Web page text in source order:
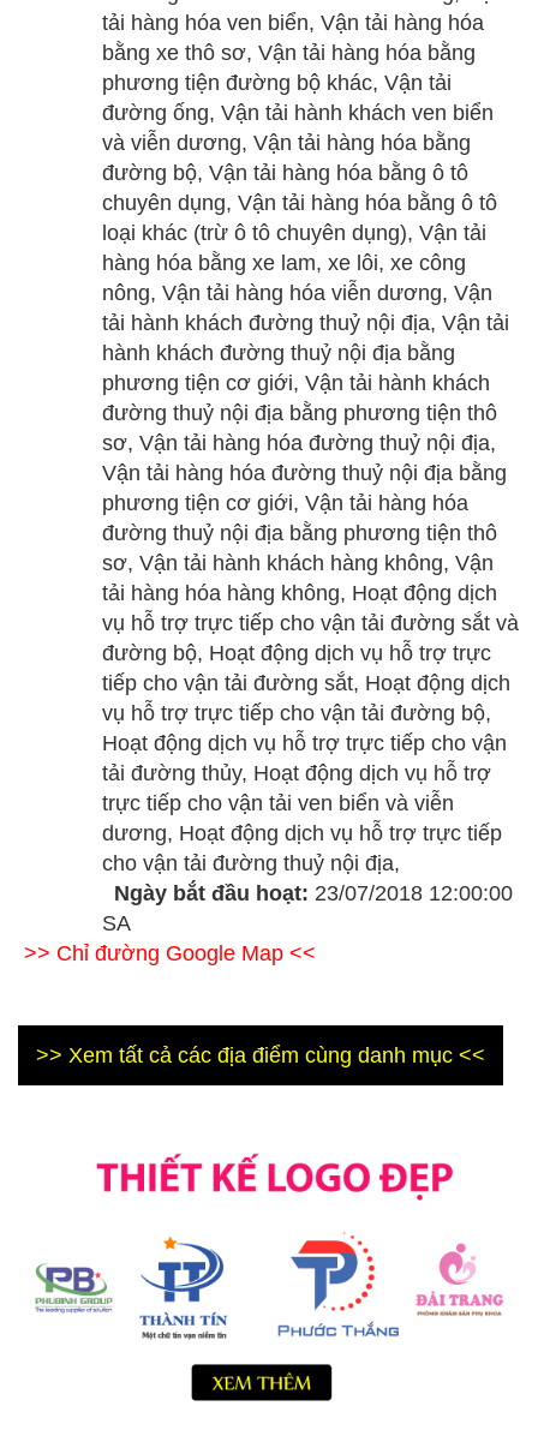
tải hàng hóa ven biển, Vận tải hàng hóa
bằng xe thô sơ, Vận tải hàng hóa bằng
phương tiện đường bộ khác, Vận tải
đường ống, Vận tải hành khách ven biển
và viễn dương, Vận tải hàng hóa bằng
đường bộ, Vận tải hàng hóa bằng ô tô
chuyên dụng, Vận tải hàng hóa bằng ô tô
loại khác (trừ ô tô chuyên dụng), Vận tải
hàng hóa bằng xe lam, xe lôi, xe công
nông, Vận tải hàng hóa viễn dương, Vận
tải hành khách đường thuỷ nội địa, Vận tải
hành khách đường thuỷ nội địa bằng
phương tiện cơ giới, Vận tải hành khách
đường thuỷ nội địa bằng phương tiện thô
sơ, Vận tải hàng hóa đường thuỷ nội địa,
Vận tải hàng hóa đường thuỷ nội địa bằng
phương tiện cơ giới, Vận tải hàng hóa
đường thuỷ nội địa bằng phương tiện thô
sơ, Vận tải hành khách hàng không, Vận
tải hàng hóa hàng không, Hoạt động dịch
vụ hỗ trợ trực tiếp cho vận tải đường sắt và
đường bộ, Hoạt động dịch vụ hỗ trợ trực
tiếp cho vận tải đường sắt, Hoạt động dịch
vụ hỗ trợ trực tiếp cho vận tải đường bộ,
Hoạt động dịch vụ hỗ trợ trực tiếp cho vận
tải đường thủy, Hoạt động dịch vụ hỗ trợ
trực tiếp cho vận tải ven biển và viễn
dương, Hoạt động dịch vụ hỗ trợ trực tiếp
cho vận tải đường thuỷ nội địa,
Ngày bắt đầu hoạt: 23/07/2018 12:00:00
SA
>> Chỉ đường Google Map <<
>> Xem tất cả các địa điểm cùng danh mục <<